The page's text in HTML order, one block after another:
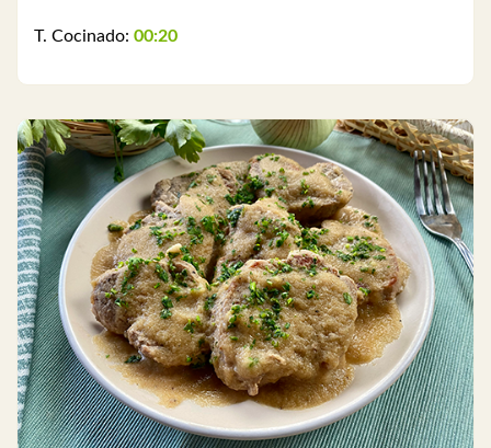
T. Cocinado: 00:20